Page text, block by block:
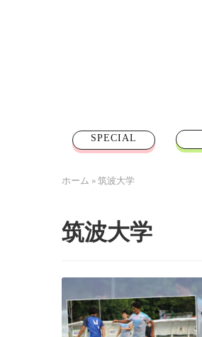
SPECIAL
ホーム » 筑波大学
筑波大学